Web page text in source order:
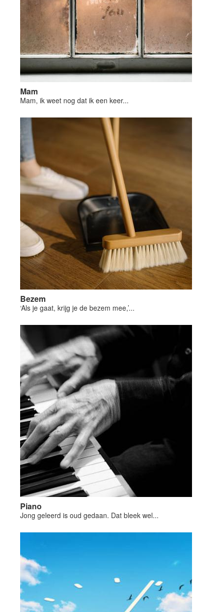
Mam
Mam, ik weet nog dat ik een keer...
Bezem
‘Als je gaat, krijg je de bezem mee,’...
Piano
Jong geleerd is oud gedaan. Dat bleek wel...